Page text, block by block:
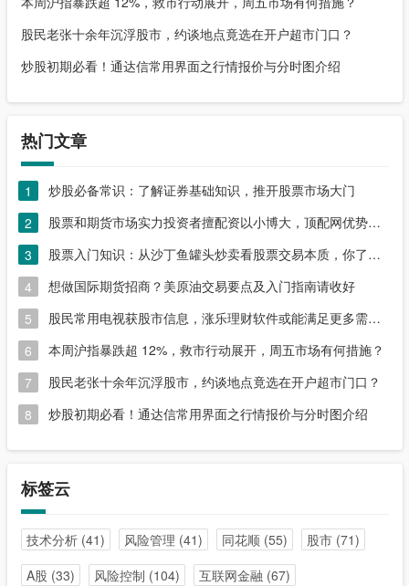
股民老张十余年沉浮股市，约谈地点竟选在开户超市门口？
炒股初期必看！通达信常用界面之行情报价与分时图介绍
热门文章
1
炒股必备常识：了解证券基础知识，推开股票市场大门
2
股票和期货市场实力投资者擅配资以小博大，顶配网优势尽显
3
股票入门知识：从沙丁鱼罐头炒卖看股票交易本质，你了解吗？
4
想做国际期货招商？美原油交易要点及入门指南请收好
5
股民常用电视获股市信息，涨乐理财软件或能满足更多需求？
6
本周沪指暴跌超 12%，救市行动展开，周五市场有何措施？
7
股民老张十余年沉浮股市，约谈地点竟选在开户超市门口？
8
炒股初期必看！通达信常用界面之行情报价与分时图介绍
标签云
技术分析(41) 风险管理 (41) 同花顺(55) 股市(71)
A股 (33) 风险控制 (104) 互联网金融 (67)